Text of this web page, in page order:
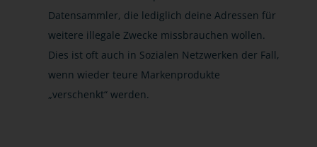
Datensammler, die lediglich deine Adressen für
weitere illegale Zwecke missbrauchen wollen.
Dies ist oft auch in Sozialen Netzwerken der Fall,
wenn wieder teure Markenprodukte
„verschenkt“ werden.